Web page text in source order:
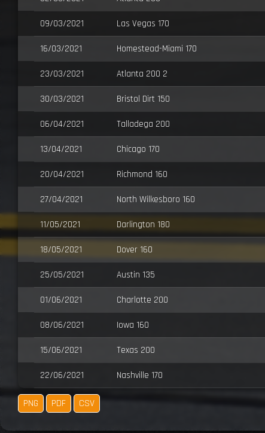
09/03/2021 Las Vegas 170
16/03/2021 Homestead-Miami 170
23/03/2021 Atlanta 200 2
30/03/2021 Bristol Dirt 150
06/04/2021 Talladega 200
13/04/2021 Chicago 170
20/04/2021 Richmond 160
27/04/2021 North Wilkesboro 160
11/05/2021 Darlington 180
18/05/2021 Dover 160
25/05/2021 Austin 135
01/06/2021 Charlotte 200
08/06/2021 Iowa 160
15/06/2021 Texas 200
22/06/2021 Nashville 170
PNG PDF CSV